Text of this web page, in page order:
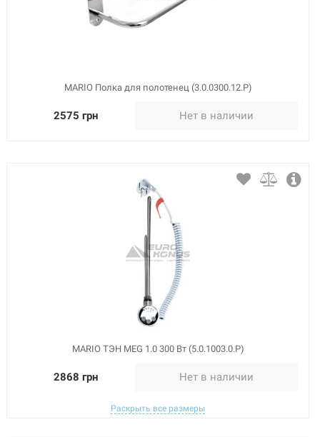
MARIO Полка для полотенец (3.0.0300.12.Р)
2575 грн Нет в наличии
MARIO ТЭН MEG 1.0 300 Вт (5.0.1003.0.Р)
2868 грн Нет в наличии
Раскрыть все размеры